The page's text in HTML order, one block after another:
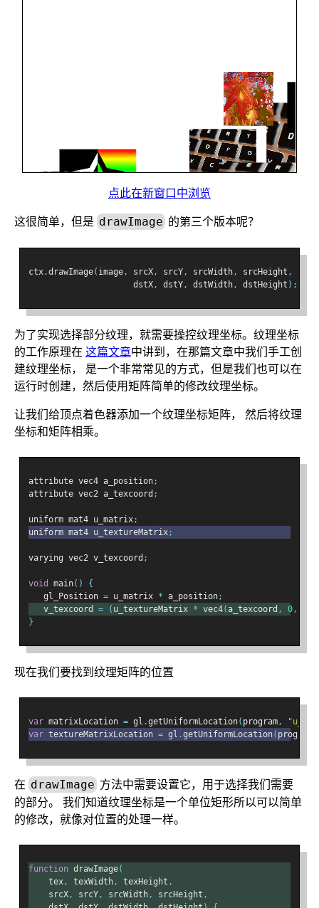
点此在新窗口中浏览
这很简单，但是 drawImage 的第三个版本呢？
ctx.drawImage( image, srcX, srcY, srcWidth, srcHeight ,
                     dstX
, dstY, dstWidth, dstHeight );
为了实现选择部分纹理，就需要操控纹理坐标。纹理坐标
的工作原理在 这篇文章中讲到，在那篇文章中我们手工创
建纹理坐标， 是一个非常常见的方式，但是我们也可以在
运行时创建，然后使用矩阵简单的修改纹理坐标。
让我们给顶点着色器添加一个纹理坐标矩阵， 然后将纹理
坐标和矩阵相乘。
attribute vec4 a_position;
attribute vec2 a_texcoord ;
uniform mat4 u_matrix;
uniform mat4 u_textureMatrix;
varying vec2 v_texcoord ;
void main()
{
   gl_Position
= u_matrix * a_position;
   v_texcoord
= ( u_textureMatrix * vec4(a_texcoord , 0,
}
现在我们要找到纹理矩阵的位置
var matrixLocation = gl .getUniformLocation( program,
var textureMatrixLocation = gl .getUniformLocation( program
在 drawImage 方法中需要设置它，用于选择我们需要
的部分。 我们知道纹理坐标是一个单位矩形所以可以简单
的修改，就像对位置的处理一样。
function drawImage(
    tex
, texWidth, texHeight ,
    srcX
, srcY, srcWidth, srcHeight ,